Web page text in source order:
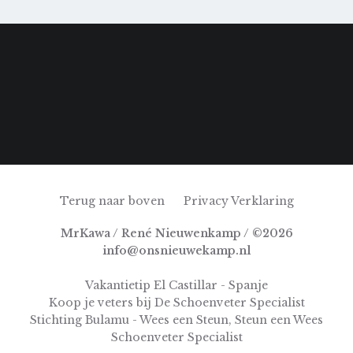
Terug naar boven Privacy Verklaring
MrKawa / René Nieuwenkamp / ©2026
info@onsnieuwekamp.nl
Vakantietip El Castillar - Spanje
Koop je veters bij De Schoenveter Specialist
Stichting Bulamu - Wees een Steun, Steun een Wees
Schoenveter Specialist